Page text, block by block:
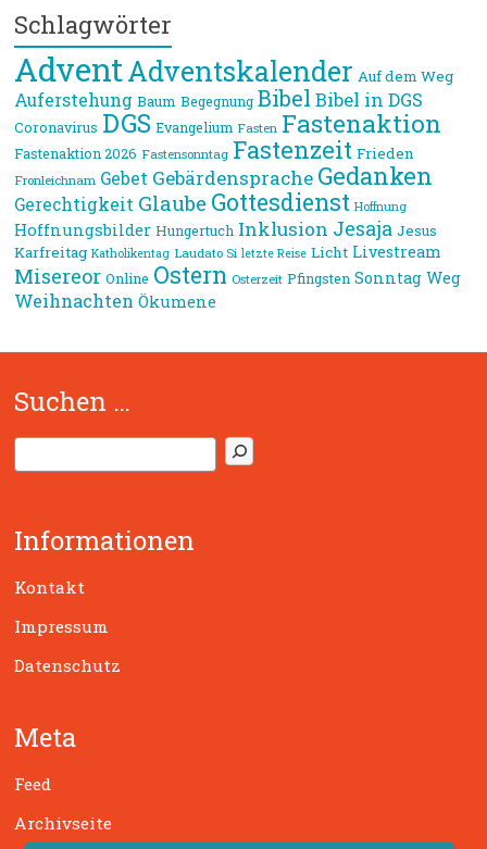
Schlagwörter
AdventAdventskalender Auf dem Weg
Auferstehung Baum Begegnung Bibel Bibel in DGS
Coronavirus DGS Evangelium Fasten Fastenaktion
Fastenaktion 2026 Fastensonntag Fastenzeit Frieden
Fronleichnam Gebet Gebärdensprache Gedanken
Gerechtigkeit Glaube Gottesdienst Hoffnung
Hoffnungsbilder Hungertuch Inklusion Jesaja Jesus
Karfreitag Katholikentag Laudato Si letzte Reise Licht Livestream
Misereor Online Ostern Osterzeit Pfingsten Sonntag Weg
Weihnachten Ökumene
Suchen …
u
e
n
Informationen
Kontakt
Impressum
Datenschutz
Meta
Feed
Archivseite